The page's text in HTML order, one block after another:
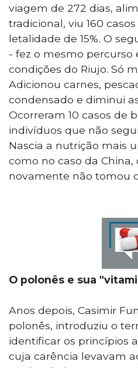
viagem de 272 dias,
tradicional, viu 160
letalidade de 15%. O
- fez o mesmo percurso
condições do Riujo. Só
Adicionou carnes,
condensado e diminui
Ocorreram 10 casos de
indivíduos que não
Nascia a nutrição mais
como no caso da China,
novamente não tomou
O polonês e sua
Anos depois, Casimir
polonês, introduziu o
identificar os princípios
cuja carência levavam